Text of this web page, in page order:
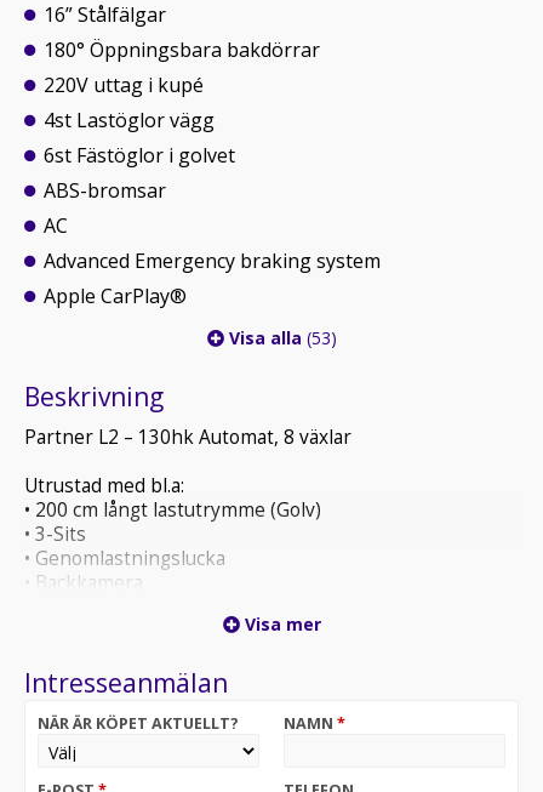
16” Stålfälgar
180° Öppningsbara bakdörrar
220V uttag i kupé
4st Lastöglor vägg
6st Fästöglor i golvet
ABS-bromsar
AC
Advanced Emergency braking system
Apple CarPlay®
Visa alla (53)
Beskrivning
Partner L2 – 130hk Automat, 8 växlar
Utrustad med bl.a:
• 200 cm långt lastutrymme (Golv)
• 3-Sits
• Genomlastningslucka
• Backkamera
• Uppvärmd läderklädd multifunktionsratt
Leasingkostnad: 3 199:- ex moms/mån. Halvt
20% förhöjd hyra
36 mån
Visa mer
Intresseanmälan
NÄR ÄR KÖPET AKTUELLT? NAMN *